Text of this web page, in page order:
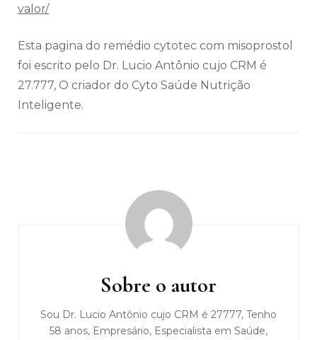
valor/
Esta pagina do remédio cytotec com misoprostol
foi escrito pelo Dr. Lucio Antônio cujo CRM é
27.777, O criador do Cyto Saúde Nutrição
Inteligente.
Sobre o autor
Sou Dr. Lucio Antônio cujo CRM é 27777, Tenho
58 anos, Empresário, Especialista em Saúde,